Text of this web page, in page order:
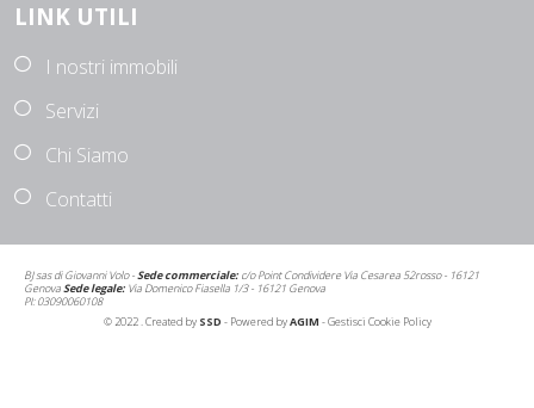
LINK UTILI
I nostri immobili
Servizi
Chi Siamo
Contatti
BJ sas di Giovanni Volo -Sede commerciale: c/o Point Condividere Via Cesarea 52rosso - 16121
GenovaSede legale: Via Domenico Fiasella 1/3 - 16121 Genova
PI: 03090060108
© 2022 . Created by SSD - Powered byAGIM -Gestisci Cookie Policy